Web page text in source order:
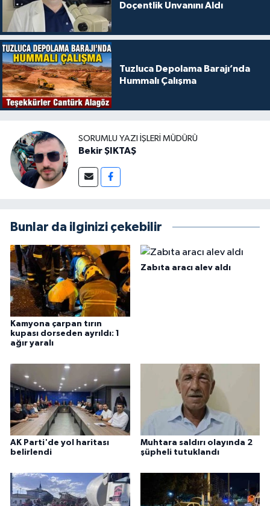
Doçentlik Unvanını Aldı
Tuzluca Depolama Barajı’nda
Hummalı Çalışma
SORUMLU YAZI İŞLERI MÜDÜRÜ
Bekir ŞIKTAŞ
Bunlar da ilginizi çekebilir
Kamyona çarpan tırın
kupası dorseden ayrıldı: 1
ağır yaralı
Zabıta aracı alev aldı
AK Parti'de yol haritası
belirlendi
Muhtara saldırı olayında 2
şüpheli tutuklandı